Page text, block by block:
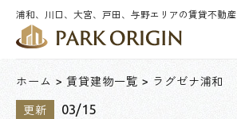
浦和、川口、大宮、戸田、与野エリアの賃貸不動産
ホーム 賃貸建物一覧 ラグゼナ浦和
更新 03/15